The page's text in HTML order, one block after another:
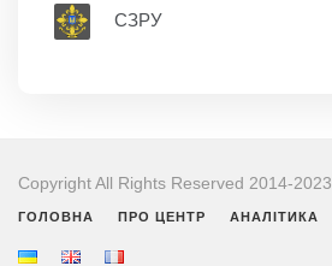
СЗРУ
Copyright All Rights Reserved 2014-2023
ГОЛОВНА ПРО ЦЕНТР АНАЛІТИКА